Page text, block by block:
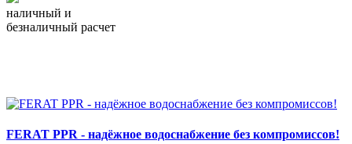
наличный и
безналичный расчет
FERAT PPR - надёжное водоснабжение без компромиссов!